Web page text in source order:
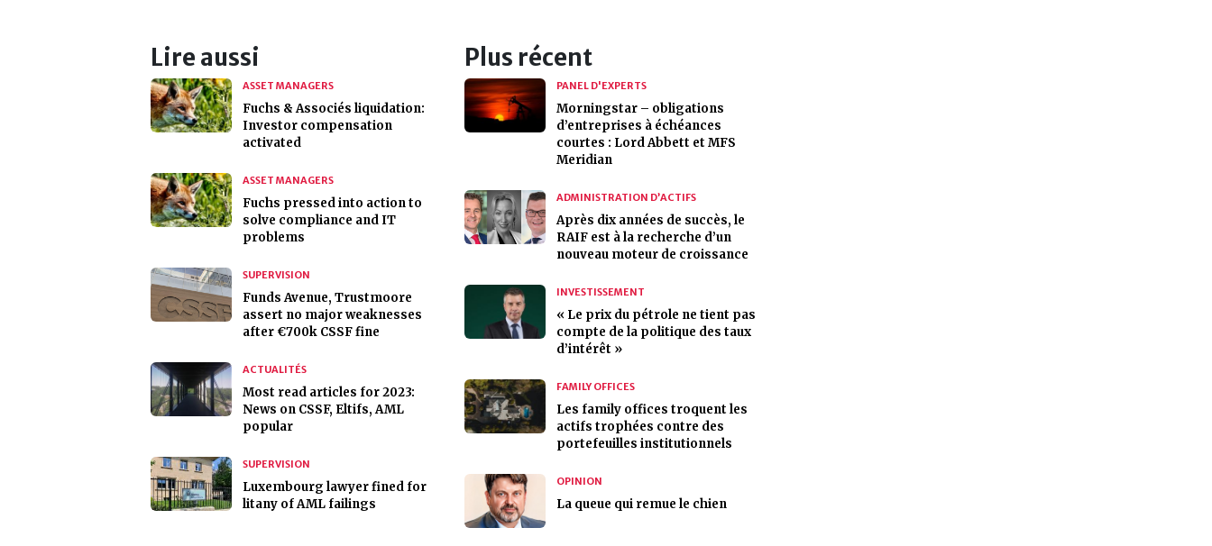
Lire aussi
ASSET MANAGERS
Fuchs & Associés liquidation:
Investor compensation
activated
ASSET MANAGERS
Fuchs pressed into action to
solve compliance and IT
problems
SUPERVISION
Funds Avenue, Trustmoore
assert no major weaknesses
after €700k CSSF fine
ACTUALITÉS
Most read articles for 2023:
News on CSSF, Eltifs, AML
popular
SUPERVISION
Luxembourg lawyer fined for
litany of AML failings
Plus récent
PANEL D'EXPERTS
Morningstar – obligations
d’entreprises à échéances
courtes : Lord Abbett et MFS
Meridian
ADMINISTRATION D’ACTIFS
Après dix années de succès, le
RAIF est à la recherche d’un
nouveau moteur de croissance
INVESTISSEMENT
« Le prix du pétrole ne tient pas
compte de la politique des taux
d’intérêt »
FAMILY OFFICES
Les family offices troquent les
actifs trophées contre des
portefeuilles institutionnels
OPINION
La queue qui remue le chien